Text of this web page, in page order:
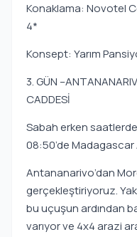
Konaklama: Novotel
4*
Konsept: Yarım
3. GÜN
CADDESİ
Sabah erken
08:50’de Madagascar
Antananarivo’dan
gerçekleştiriyoruz.
bu uçuşun ardından
varıyor ve 4x4 arazi